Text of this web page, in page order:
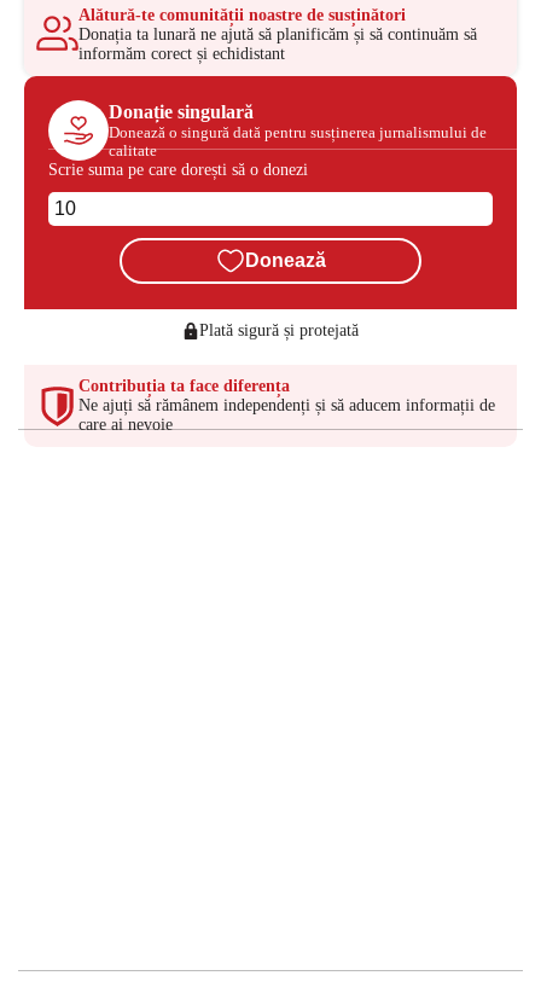
Alătură-te comunității noastre de susținători
Donația ta lunară ne ajută să planificăm și să continuăm să
informăm corect și echidistant
Donație singulară
Donează o singură dată pentru susținerea jurnalismului de
calitate
Scrie suma pe care dorești să o donezi
Donează
Plată sigură și protejată
Contribuția ta face diferența
Ne ajuți să rămânem independenți și să aducem informații de
care ai nevoie